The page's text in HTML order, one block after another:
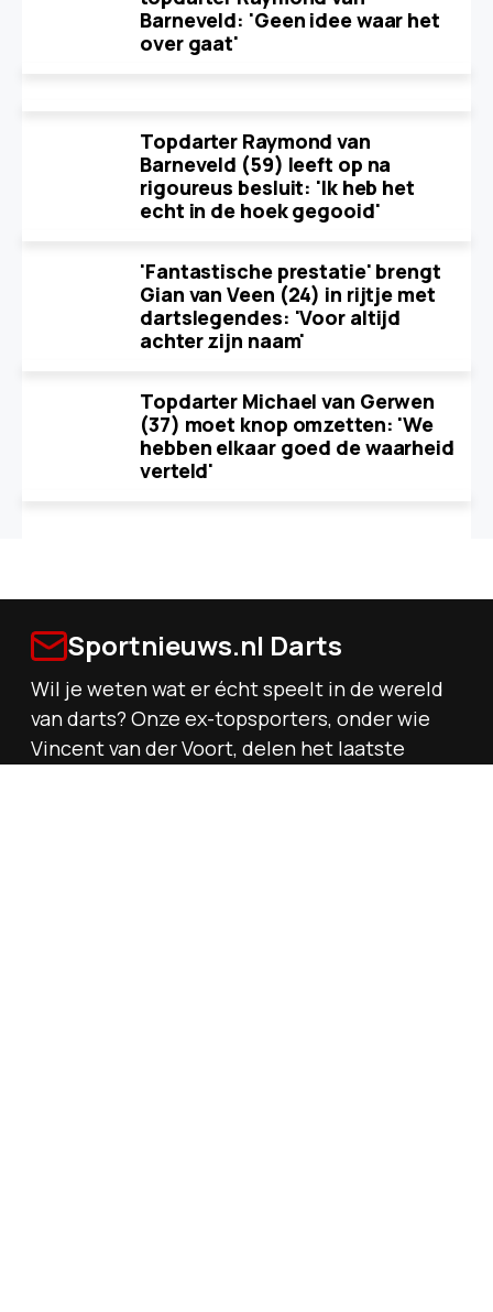
Barneveld: 'Geen idee waar het
over gaat'
Topdarter Raymond van
Barneveld (59) leeft op na
rigoureus besluit: 'Ik heb het
echt in de hoek gegooid'
'Fantastische prestatie' brengt
Gian van Veen (24) in rijtje met
dartslegendes: 'Voor altijd
achter zijn naam'
Topdarter Michael van Gerwen
(37) moet knop omzetten: 'We
hebben elkaar goed de waarheid
verteld'